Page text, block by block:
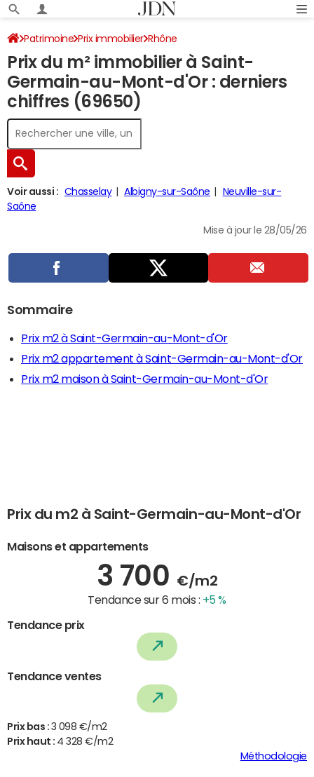
Patrimoine Prix immobilier Rhône
Saint-Germain-au-Mont-d'Or
Prix du m² immobilier à Saint-
Germain-au-Mont-d'Or : derniers
chiffres (69650)
Voir aussi : Chasselay Albigny-sur-Saône
Neuville-sur-
Saône
Mise à jour le 28/05/26
Sommaire
Prix m2 à Saint-Germain-au-Mont-d'Or
Prix m2 appartement à Saint-Germain-au-Mont-d'Or
Prix m2 maison à Saint-Germain-au-Mont-d'Or
Prix du m2 à Saint-Germain-au-Mont-d'Or
Maisons et appartements
3 700 €/m2
Tendance sur 6 mois : +5 %
Tendance prix
Tendance ventes
Prix bas : 3 098 €/m2
Prix haut : 4 328 €/m2
Méthodologie